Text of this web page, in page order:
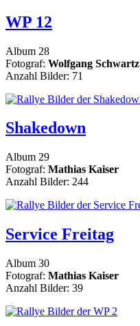
WP 12
Album 28
Fotograf: Wolfgang Schwartz
Anzahl Bilder: 71
Shakedown
Album 29
Fotograf: Mathias Kaiser
Anzahl Bilder: 244
Service Freitag
Album 30
Fotograf: Mathias Kaiser
Anzahl Bilder: 39